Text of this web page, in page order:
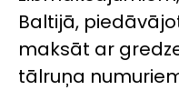
Baltijā,
maksāt ar
tālruņa